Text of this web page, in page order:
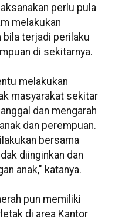
perlu pula
melakukan
bila terjadi perilaku
di sekitarnya.
melakukan
masyarakat sekitar
dan mengarah
dan perempuan.
bersama
diinginkan dan
anak," katanya.
pun memiliki
di area Kantor